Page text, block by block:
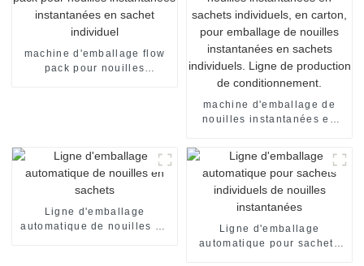
machine d'emballage flow
pack pour nouilles
machine d'emballage de
nouilles instantanées en
carton, pour emballage de
nouilles instantanées en
sachets individuels. Ligne
de production de
conditionnement.
Ligne d'emballage
automatique de nouilles en
Ligne d'emballage
automatique pour sachets